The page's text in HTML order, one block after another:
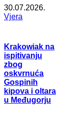
30.07.2026.
Vjera
Krakowiak na
ispitivanju
zbog
oskvrnuća
Gospinih
kipova i oltara
u Međugorju